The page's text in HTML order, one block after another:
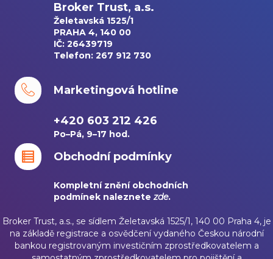
Broker Trust, a.s.
Želetavská 1525/1
PRAHA 4, 140 00
IČ: 26439719
Telefon: 267 912 730
Marketingová hotline
+420 603 212 426
Po–Pá, 9–17 hod.
Obchodní podmínky
Kompletní znění obchodních
podmínek naleznetezde.
Broker Trust, a.s., se sídlem Želetavská 1525/1, 140 00 Praha 4, je
na základě registrace a osvědčení vydaného Českou národní
bankou registrovaným investičním zprostředkovatelem a